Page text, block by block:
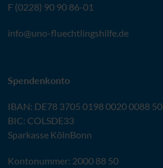
F (0228) 90 90 86-01
info@uno-fluechtlingshilfe.de
Spendenkonto
IBAN: DE78 3705 0198 0020 0088 50
BIC: COLSDE33
Sparkasse KölnBonn
Kontonummer: 2000 88 50